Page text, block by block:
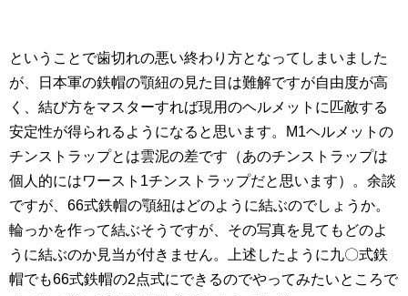
ということで歯切れの悪い終わり方となってしまいました
が、日本軍の鉄帽の顎紐の見た目は難解ですが自由度が高
く、結び方をマスターすれば現用のヘルメットに匹敵する
安定性が得られるようになると思います。M1ヘルメットの
チンストラップとは雲泥の差です（あのチンストラップは
個人的にはワースト1チンストラップだと思います）。余談
ですが、66式鉄帽の顎紐はどのように結ぶのでしょうか。
輪っかを作って結ぶそうですが、その写真を見てもどのよ
うに結ぶのか見当が付きません。上述したように九〇式鉄
帽でも66式鉄帽の2点式にできるのでやってみたいところで